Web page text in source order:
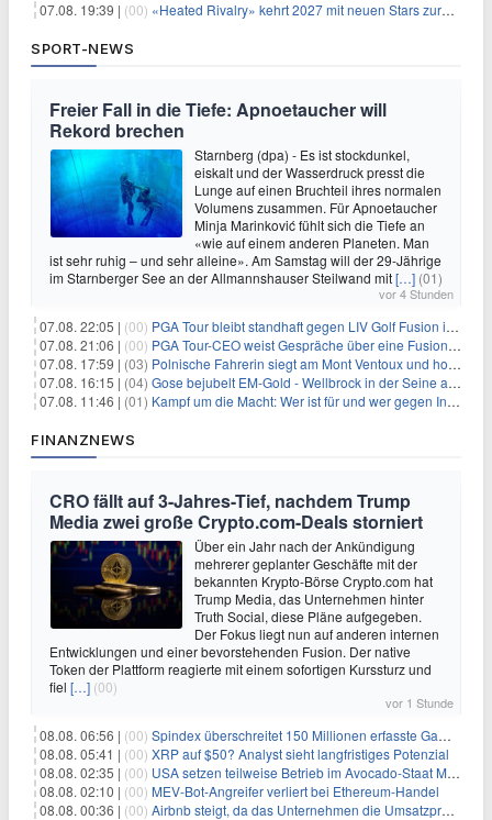
07.08. 19:39 | (00) «Heated Rivalry» kehrt 2027 mit neuen Stars zurück
SPORT-NEWS
Freier Fall in die Tiefe: Apnoetaucher will
Rekord brechen
Starnberg (dpa) - Es ist stockdunkel,
eiskalt und der Wasserdruck presst die
Lunge auf einen Bruchteil ihres normalen
Volumens zusammen. Für Apnoetaucher
Minja Marinković fühlt sich die Tiefe an
«wie auf einem anderen Planeten. Man
ist sehr ruhig – und sehr alleine». Am Samstag will der 29-Jährige
im Starnberger See an der Allmannshauser Steilwand mit[…] (01)
vor 4 Stunden
07.08. 22:05 | (00) PGA Tour bleibt standhaft gegen LIV Golf Fusion in einem sich wandelnden Sportumfeld
07.08. 21:06 | (00) PGA Tour-CEO weist Gespräche über eine Fusion mit LIV Golf zurück und bekräftigt die Wettbewerbslandschaft
07.08. 17:59 | (03) Polnische Fahrerin siegt am Mont Ventoux und holt Tour-Gelb
07.08. 16:15 | (04) Gose bejubelt EM-Gold - Wellbrock in der Seine ausgebremst
07.08. 11:46 | (01) Kampf um die Macht: Wer ist für und wer gegen Infantino?
FINANZNEWS
CRO fällt auf 3-Jahres-Tief, nachdem Trump
Media zwei große Crypto.com-Deals storniert
Über ein Jahr nach der Ankündigung
mehrerer geplanter Geschäfte mit der
bekannten Krypto-Börse Crypto.com hat
Trump Media, das Unternehmen hinter
Truth Social, diese Pläne aufgegeben.
Der Fokus liegt nun auf anderen internen
Entwicklungen und einer bevorstehenden Fusion. Der native
Token der Plattform reagierte mit einem sofortigen Kurssturz und
fiel […] (00)
vor 1 Stunde
08.08. 06:56 | (00) Spindex überschreitet 150 Millionen erfasste Gaming-Ereignisse in Echtzeit-Datenpipeline
08.08. 05:41 | (00) XRP auf $50? Analyst sieht langfristiges Potenzial
08.08. 02:35 | (00) USA setzen teilweise Betrieb im Avocado-Staat Michoacán in Mexiko wieder in Gang
08.08. 02:10 | (00) MEV-Bot-Angreifer verliert bei Ethereum-Handel
08.08. 00:36 | (00) Airbnb steigt, da das Unternehmen die Umsatzprognose anhebt und starkes Wachstum signalisiert